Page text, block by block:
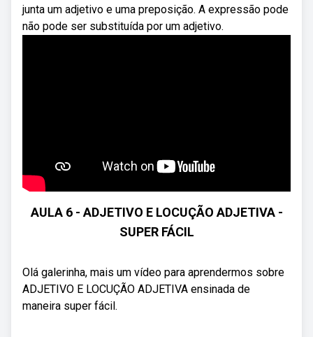
junta um adjetivo e uma preposição. A expressão pode
não pode ser substituída por um adjetivo.
AULA 6 - ADJETIVO E LOCUÇÃO ADJETIVA -
SUPER FÁCIL
Olá galerinha, mais um vídeo para aprendermos sobre
ADJETIVO E LOCUÇÃO ADJETIVA ensinada de
maneira super fácil.